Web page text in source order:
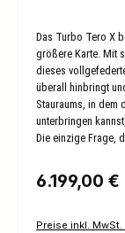
Das Turbo Tero X
größere Karte. Mit
dieses
überall hinbringt
Stauraums, in dem
unterbringen
Die einzige Frage,
Regulärer Preis:
6.199,00 €
Preise inkl.